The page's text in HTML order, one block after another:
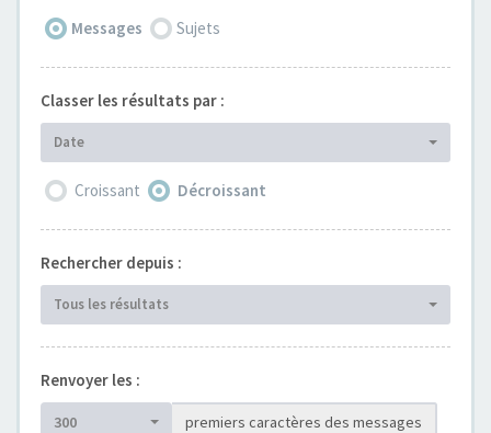
Messages
Sujets
Classer les résultats par :
Date
Croissant Décroissant
Rechercher depuis :
Tous les résultats
Renvoyer les :
300 premiers caractères des messages